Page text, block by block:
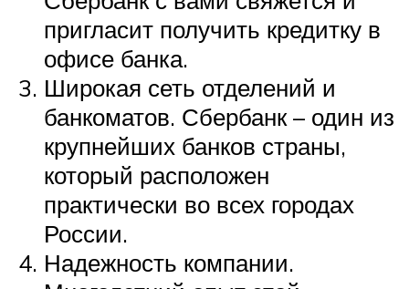
пригласит получить кредитку в
офисе банка.
Широкая сеть отделений и
банкоматов. Сбербанк – один из
крупнейших банков страны,
который расположен
практически во всех городах
России.
Надежность компании.